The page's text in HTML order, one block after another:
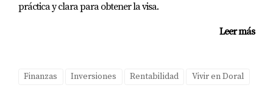
práctica y clara para obtener la visa.
Leer más
Finanzas Inversiones Rentabilidad Vivir en Doral